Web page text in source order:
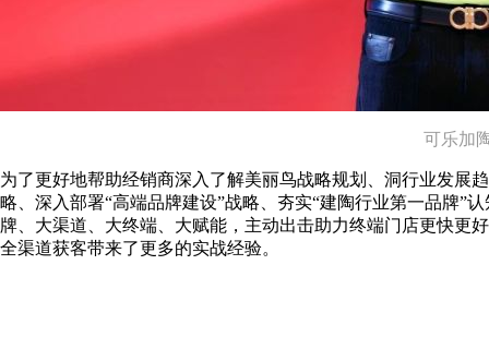
可乐加
为了更好地帮助经销商深入了解美丽鸟战略规划、洞行业发展
略、深入部署“高端品牌建设”战略、夯实“建陶行业第一品牌”
牌、大渠道、大终端、大赋能，主动出击助力终端门店更快更
全渠道获客带来了更多的实战经验。